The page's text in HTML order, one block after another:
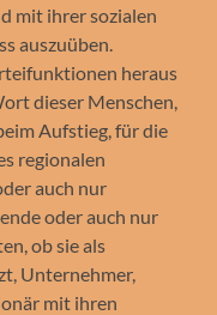
mit ihrer sozialen
auszuüben.
heraus
dieser Menschen,
Aufstieg, für die
regionalen
auch nur
oder auch nur
ob sie als
Unternehmer,
mit ihren